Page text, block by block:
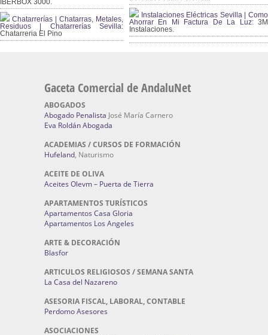
IBERBOX 3000.
Chatarrerías | Chatarras, Metales,
Residuos | Chatarrerías Sevilla:
Chatarreria El Pino
Instalaciones Eléctricas Sevilla | Como
Ahorrar En Mi Factura De La Luz:3M
Instalaciones.
Gaceta Comercial de AndaluNet
ABOGADOS
Abogado Penalista José María Carnero
Eva Roldán Abogada
ACADEMIAS / CURSOS DE FORMACIÓN
Hufeland, Naturismo
ACEITE DE OLIVA
Aceites Olevm – Puerta de Tierra
APARTAMENTOS TURÍSTICOS
Apartamentos Casa Gloria
Apartamentos Los Angeles
ARTE & DECORACIÓN
Blasfor
ARTICULOS RELIGIOSOS / SEMANA SANTA
La Casa del Nazareno
ASESORIA FISCAL, LABORAL, CONTABLE
Perdomo Asesores
ASOCIACIONES